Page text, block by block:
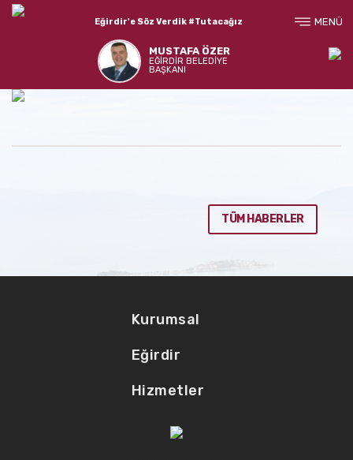
Eğirdir'e Söz Verdik #Tutacağız
MUSTAFA ÖZER
EĞİRDİR BELEDİYE
BAŞKANI
MENÜ
TÜM HABERLER
Kurumsal
Eğirdir
Hizmetler